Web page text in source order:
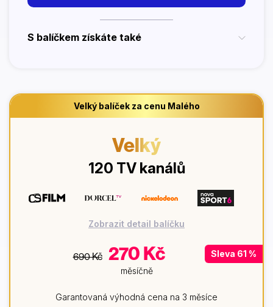
S balíčkem získáte také
Velký balíček za cenu Malého
Velký
120 TV kanálů
Zobrazit detail balíčku
690 Kč 270 Kč
Sleva 61 %
měsíčně
Garantovaná výhodná cena na 3 měsíce